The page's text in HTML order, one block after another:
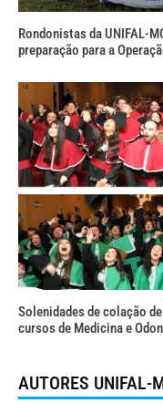
Rondonistas da UNIFAL-
preparação para a
Solenidades de colação
cursos de Medicina e
AUTORES UNIFAL-